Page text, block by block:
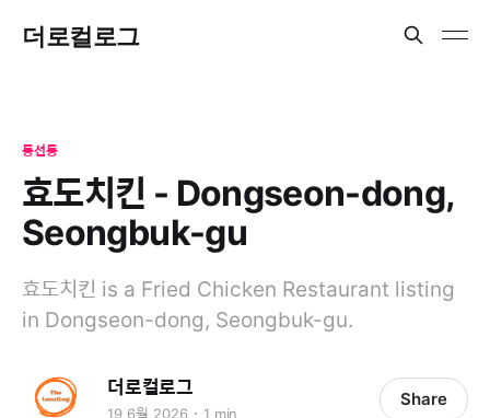
더로컬로그
동선동
효도치킨 - Dongseon-dong,
Seongbuk-gu
효도치킨 is a Fried Chicken Restaurant listing
in Dongseon-dong, Seongbuk-gu.
더로컬로그
19 6월 2026 1 min
Share